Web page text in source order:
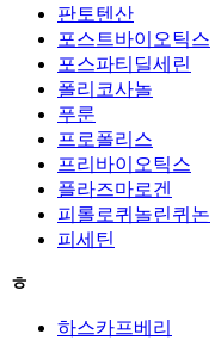
판토텐산
포스트바이오틱스
포스파티딜세린
폴리코사놀
푸룬
프로폴리스
프리바이오틱스
플라즈마로겐
피롤로퀴놀린퀴논
피세틴
ㅎ
하스카프베리